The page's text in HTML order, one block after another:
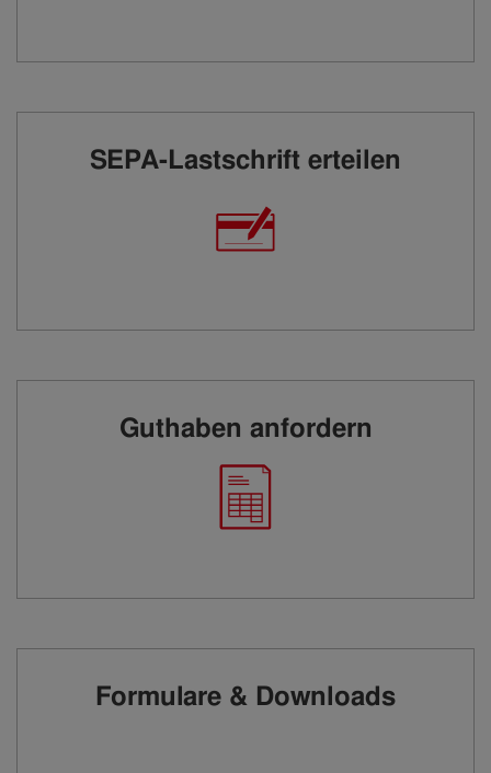
SEPA-Lastschrift erteilen
Guthaben anfordern
Formulare & Downloads